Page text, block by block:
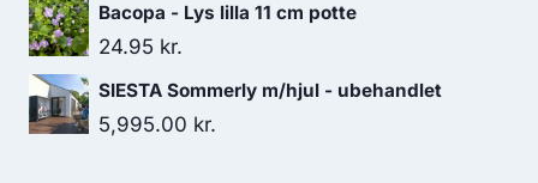
Bacopa - Lys lilla 11 cm potte
24.95 kr.
SIESTA Sommerly m/hjul - ubehandlet
5,995.00 kr.